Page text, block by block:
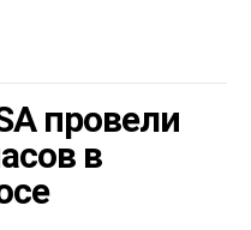
провели
в